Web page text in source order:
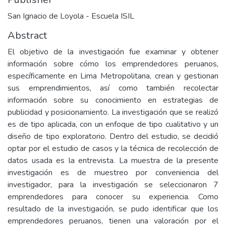
San Ignacio de Loyola - Escuela ISIL
Abstract
El objetivo de la investigación fue examinar y obtener
información sobre cómo los emprendedores peruanos,
específicamente en Lima Metropolitana, crean y gestionan
sus emprendimientos, así como también recolectar
información sobre su conocimiento en estrategias de
publicidad y posicionamiento. La investigación que se realizó
es de tipo aplicada, con un enfoque de tipo cualitativo y un
diseño de tipo exploratorio. Dentro del estudio, se decidió
optar por el estudio de casos y la técnica de recolección de
datos usada es la entrevista. La muestra de la presente
investigación es de muestreo por conveniencia del
investigador, para la investigación se seleccionaron 7
emprendedores para conocer su experiencia. Como
resultado de la investigación, se pudo identificar que los
emprendedores peruanos, tienen una valoración por el